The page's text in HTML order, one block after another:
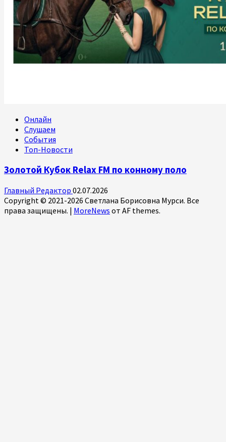
Онлайн
Слушаем
События
Топ-Новости
Золотой Кубок Relax FM по конному поло
Главный Редактор 02.07.2026
Copyright © 2021-2026 Светлана Борисовна Мурси. Все
права защищены. | MoreNews от AF themes.